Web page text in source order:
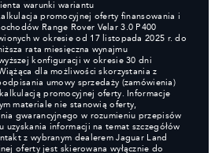
warunki wariantu
promocyjnej oferty finansowania i
Range Rover Velar 3.0 P400
w okresie od 17 listopada 2025 r. do
rata miesięczna wynajmu
konfiguracji w okresie 30 dni
dla możliwości skorzystania z
umowy sprzedaży (zamówienia)
promocyjnej oferty. Informacje
materiale nie stanowią oferty,
gwarancyjnego w rozumieniu przepisów
uzyskania informacji na temat szczegółów
z wybranym dealerem Jaguar Land
oferty jest skierowana wyłącznie do